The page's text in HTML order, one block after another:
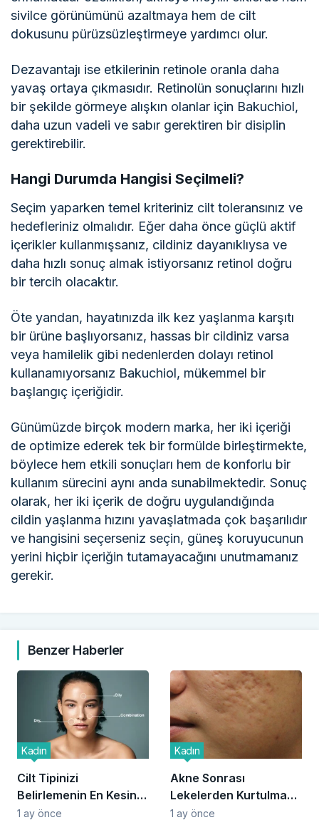
sivilce görünümünü azaltmaya hem de cilt
dokusunu pürüzsüzleştirmeye yardımcı olur.
Dezavantajı ise etkilerinin retinole oranla daha
yavaş ortaya çıkmasıdır. Retinolün sonuçlarını hızlı
bir şekilde görmeye alışkın olanlar için Bakuchiol,
daha uzun vadeli ve sabır gerektiren bir disiplin
gerektirebilir.
Hangi Durumda Hangisi Seçilmeli?
Seçim yaparken temel kriteriniz cilt toleransınız ve
hedefleriniz olmalıdır. Eğer daha önce güçlü aktif
içerikler kullanmışsanız, cildiniz dayanıklıysa ve
daha hızlı sonuç almak istiyorsanız retinol doğru
bir tercih olacaktır.
Öte yandan, hayatınızda ilk kez yaşlanma karşıtı
bir ürüne başlıyorsanız, hassas bir cildiniz varsa
veya hamilelik gibi nedenlerden dolayı retinol
kullanamıyorsanız Bakuchiol, mükemmel bir
başlangıç içeriğidir.
Günümüzde birçok modern marka, her iki içeriği
de optimize ederek tek bir formülde birleştirmekte,
böylece hem etkili sonuçları hem de konforlu bir
kullanım sürecini aynı anda sunabilmektedir. Sonuç
olarak, her iki içerik de doğru uygulandığında
cildin yaşlanma hızını yavaşlatmada çok başarılıdır
ve hangisini seçerseniz seçin, güneş koruyucunun
yerini hiçbir içeriğin tutamayacağını unutmamanız
gerekir.
Benzer Haberler
Cilt Tipinizi
Belirlemenin En Kesin
Yolları
Kadın
1 ay önce
Akne Sonrası
Lekelerden Kurtulma
Yöntemleri
Kadın
1 ay önce